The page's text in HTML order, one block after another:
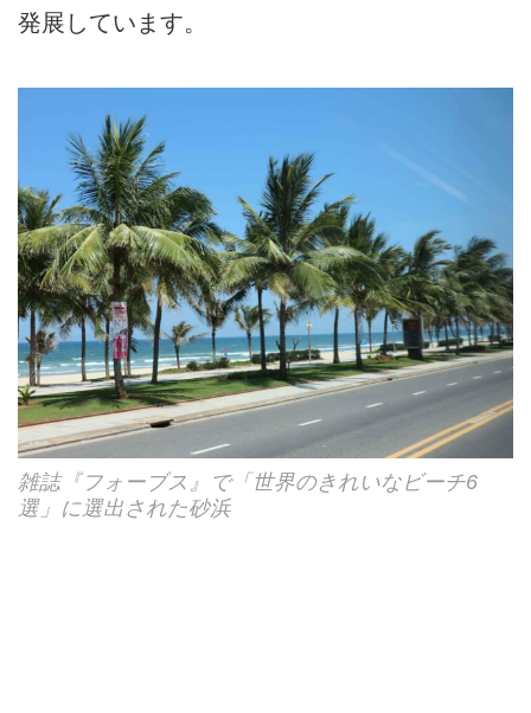
発展しています。
雑誌『フォーブス』で「世界のきれいなビーチ6
選」に選出された砂浜